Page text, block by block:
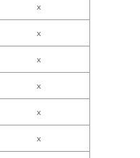
x
x
x
x
x
x